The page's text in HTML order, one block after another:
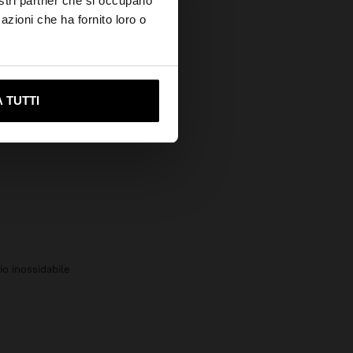
che ha fornito loro o
TUTTI
su United States
inossidabile